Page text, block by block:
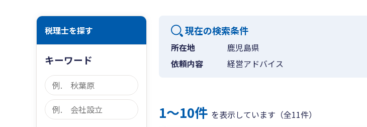
税理士を探す
キーワード
現在の検索条件
所在地
鹿児島県
依頼内容
経営アドバイス
1〜10件 を表示しています（全11件）